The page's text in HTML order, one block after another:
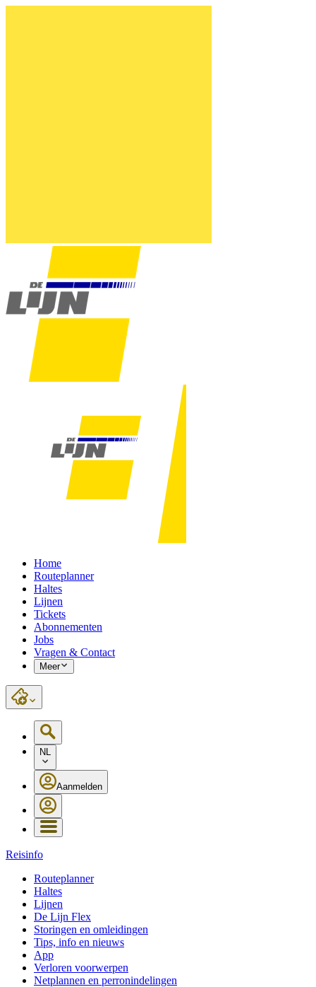
Home
Routeplanner
Haltes
Lijnen
Tickets
Abonnementen
Jobs
Vragen & Contact
Meer
NL
Aanmelden
Reisinfo
Routeplanner
Haltes
Lijnen
De Lijn Flex
Storingen en omleidingen
Tips, info en nieuws
App
Verloren voorwerpen
Netplannen en perronindelingen